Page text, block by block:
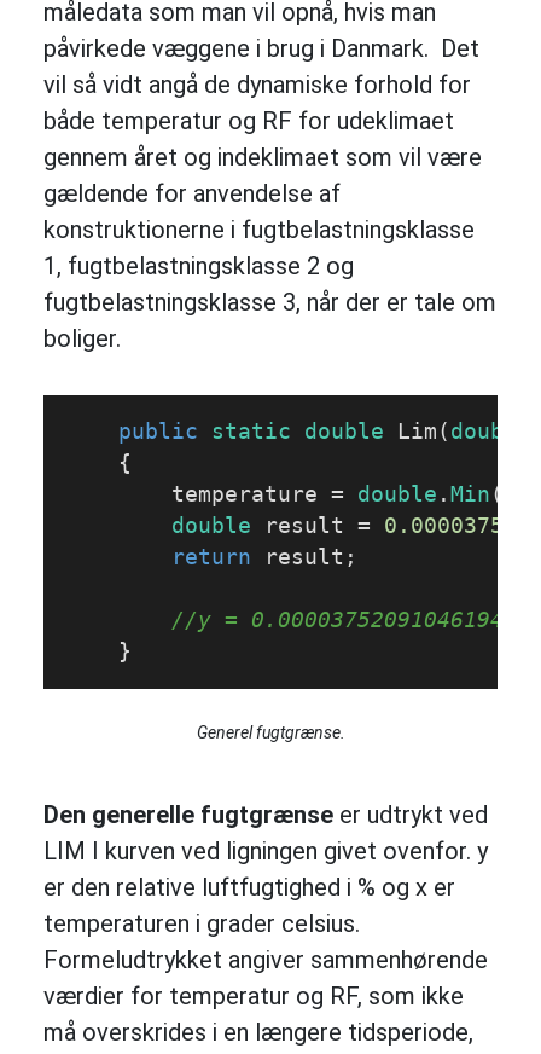
måledata som man vil opnå, hvis man
påvirkede væggene i brug i Danmark. Det
vil så vidt angå de dynamiske forhold for
både temperatur og RF for udeklimaet
gennem året og indeklimaet som vil være
gældende for anvendelse af
konstruktionerne i fugtbelastningsklasse
1, fugtbelastningsklasse 2 og
fugtbelastningsklasse 3, når der er tale om
boliger.
public static double Lim ( double
{
        temperature =
double . Min
double result =
return result;
//y =
    }
Generel fugtgrænse.
Den generelle fugtgrænse er udtrykt ved
LIM I kurven ved ligningen givet ovenfor. y
er den relative luftfugtighed i % og x er
temperaturen i grader celsius.
Formeludtrykket angiver sammenhørende
værdier for temperatur og RF, som ikke
må overskrides i en længere tidsperiode,